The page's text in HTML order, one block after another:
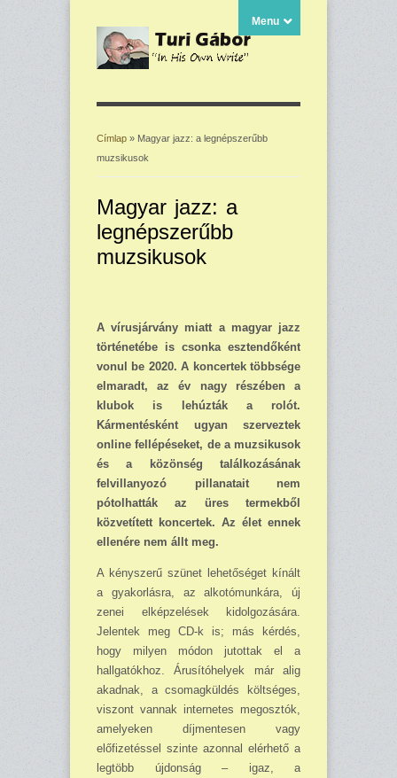
Menu
Jelenlegi hely
Címlap » Magyar jazz: a legnépszerűbb
muzsikusok
Magyar jazz: a
legnépszerűbb
muzsikusok
A vírusjárvány miatt a magyar jazz
történetébe is csonka esztendőként
vonul be 2020. A koncertek többsége
elmaradt, az év nagy részében a
klubok is lehúzták a rolót.
Kármentésként ugyan szerveztek
online fellépéseket, de a muzsikusok
és a közönség találkozásának
felvillanyozó pillanatait nem
pótolhatták az üres termekből
közvetített koncertek. Az élet ennek
ellenére nem állt meg.
A kényszerű szünet lehetőséget kínált
a gyakorlásra, az alkotómunkára, új
zenei elképzelések kidolgozására.
Jelentek meg CD-k is; más kérdés,
hogy milyen módon jutottak el a
hallgatókhoz. Árusítóhelyek már alig
akadnak, a csomagküldés költséges,
viszont vannak internetes megosztók,
amelyeken díjmentesen vagy
előfizetéssel szinte azonnal elérhető a
legtöbb újdonság – igaz, a